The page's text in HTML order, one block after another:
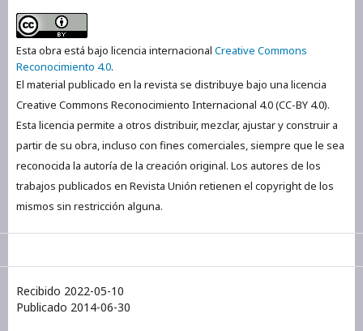
Esta obra está bajo licencia internacional Creative Commons
Reconocimiento 4.0.
El material publicado en la revista se distribuye bajo una licencia
Creative Commons Reconocimiento Internacional 4.0 (CC-BY 4.0).
Esta licencia permite a otros distribuir, mezclar, ajustar y construir a
partir de su obra, incluso con fines comerciales, siempre que le sea
reconocida la autoría de la creación original. Los autores de los
trabajos publicados en Revista Unión retienen el copyright de los
mismos sin restricción alguna.
Recibido 2022-05-10
Publicado 2014-06-30